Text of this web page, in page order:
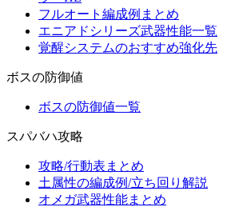
フルオート編成例まとめ
エニアドシリーズ武器性能一覧
覚醒システムのおすすめ強化先
ボスの防御値
ボスの防御値一覧
スパバハ攻略
攻略/行動表まとめ
土属性の編成例/立ち回り解説
オメガ武器性能まとめ